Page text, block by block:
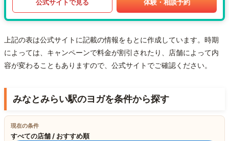
公式サイトで見る 体験・相談予約
上記の表は公式サイトに記載の情報をもとに作成しています。時期
によっては、キャンペーンで料金が割引されたり、店舗によって内
容が変わることもありますので、公式サイトでご確認ください。
みなとみらい駅のヨガを条件から探す
現在の条件
すべての店舗 / おすすめ順